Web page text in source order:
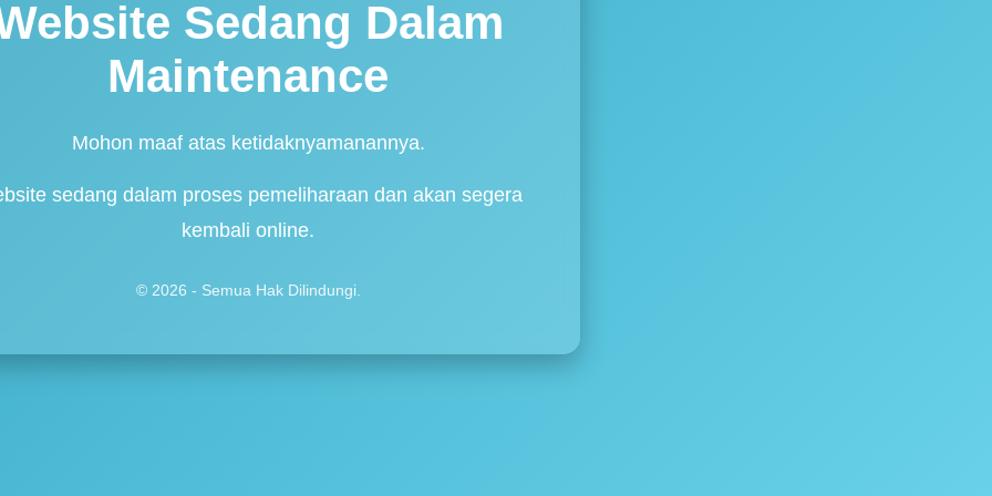
Sedang Dalam
Maintenance
Mohon maaf atas ketidaknyamanannya.
sedang dalam proses pemeliharaan dan akan segera
kembali online.
© 2026 - Semua Hak Dilindungi.